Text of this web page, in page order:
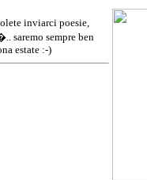
inviarci poesie,
saremo sempre ben
estate :-)